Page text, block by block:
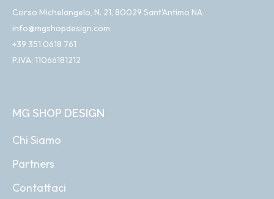
Corso Michelangelo, N. 21, 80029 Sant'Antimo NA
info@mgshopdesign.com
+39 351 0618 761
P.IVA: 11066181212
MG SHOP DESIGN
Chi Siamo
Partners
Contattaci